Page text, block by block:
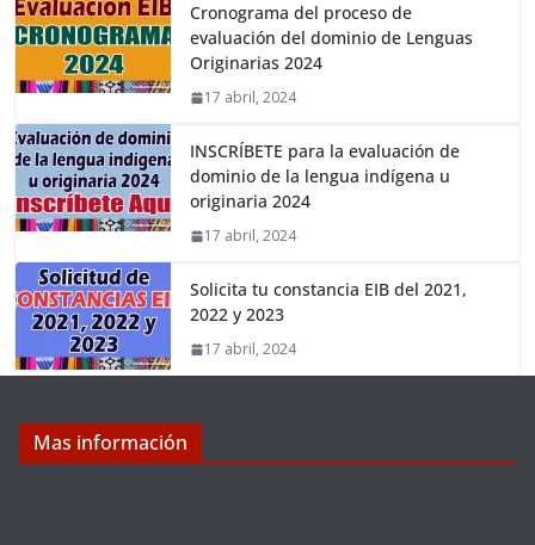
Cronograma del proceso de
evaluación del dominio de Lenguas
Originarias 2024
17 abril, 2024
INSCRÍBETE para la evaluación de
dominio de la lengua indígena u
originaria 2024
17 abril, 2024
Solicita tu constancia EIB del 2021,
2022 y 2023
17 abril, 2024
Mas información